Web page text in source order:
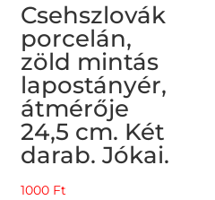
Csehszlovák
porcelán,
zöld mintás
lapostányér,
átmérője
24,5 cm. Két
darab. Jókai.
1000 Ft